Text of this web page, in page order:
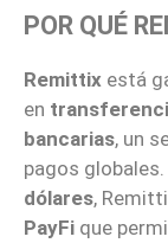
POR QUÉ
Remittix está
en
bancarias, un
pagos
dólares,
PayFi que